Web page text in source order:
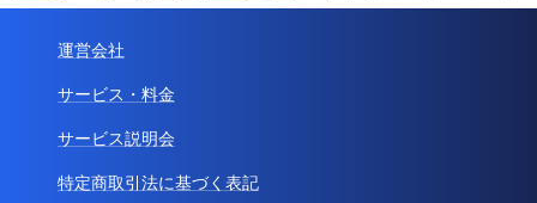
運営会社
サービス・料金
サービス説明会
特定商取引法に基づく表記